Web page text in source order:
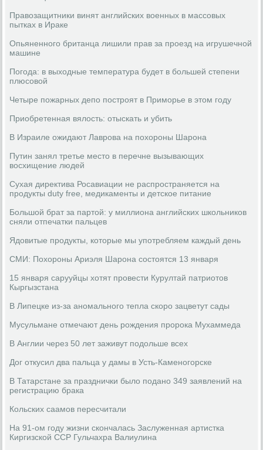
Правозащитники винят английских военных в массовых
пытках в Ираке
Опьяненного британца лишили прав за проезд на игрушечной
машине
Погода: в выходные температура будет в большей степени
плюсовой
Четыре пожарных депо построят в Приморье в этом году
Приобретенная вялость: отыскать и убить
В Израиле ожидают Лаврова на похороны Шарона
Путин занял третье место в перечне вызывающих
восхищение людей
Сухая директива Росавиации не распространяется на
продукты duty free, медикаменты и детское питание
Большой брат за партой: у миллиона английских школьников
сняли отпечатки пальцев
Ядовитые продукты, которые мы употребляем каждый день
СМИ: Похороны Ариэля Шарона состоятся 13 января
15 января сарууйцы хотят провести Курултай патриотов
Кыргызстана
В Липецке из-за аномального тепла скоро зацветут сады
Мусульмане отмечают день рождения пророка Мухаммеда
В Англии через 50 лет заживут подольше всех
Дог откусил два пальца у дамы в Усть-Каменогорске
В Татарстане за празднички было подано 349 заявлений на
регистрацию брака
Кольских саамов пересчитали
На 91-ом году жизни скончалась Заслуженная артистка
Киргизской ССР Гульчахра Валиулина